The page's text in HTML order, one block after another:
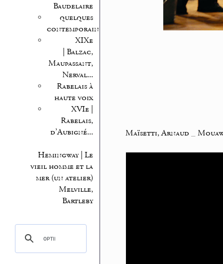
Baudelaire
quelques
contemporains
XIXe
| Balzac,
Maupassant,
Nerval...
Rabelais à
haute voix
XVIe |
Rabelais,
d’Aubigné...
Hemingway | Le
vieil homme et la
mer (un atelier)
Melville,
Bartleby
Maïsetti, Arnaud